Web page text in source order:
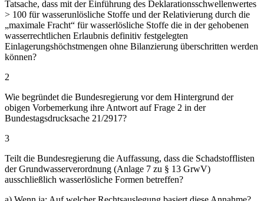
Tatsache, dass mit der Einführung des Deklarationsschwellenwertes
> 100 für wasserunlösliche Stoffe und der Relativierung durch die
„maximale Fracht“ für wasserlösliche Stoffe die in der gehobenen
wasserrechtlichen Erlaubnis definitiv festgelegten
Einlagerungshöchstmengen ohne Bilanzierung überschritten werden
können?
2
Wie begründet die Bundesregierung vor dem Hintergrund der
obigen Vorbemerkung ihre Antwort auf Frage 2 in der
Bundestagsdrucksache 21/2917?
3
Teilt die Bundesregierung die Auffassung, dass die Schadstofflisten
der Grundwasserverordnung (Anlage 7 zu § 13 GrwV)
ausschließlich wasserlösliche Formen betreffen?